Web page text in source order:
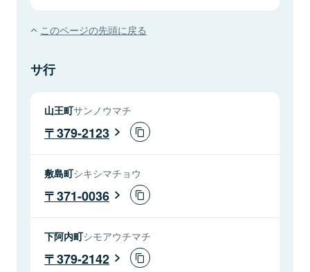
このページの先頭に戻る
サ行
山王町サンノウマチ
379-2123
敷島町シキシマチョウ
371-0036
下阿内町シモアウチマチ
379-2142